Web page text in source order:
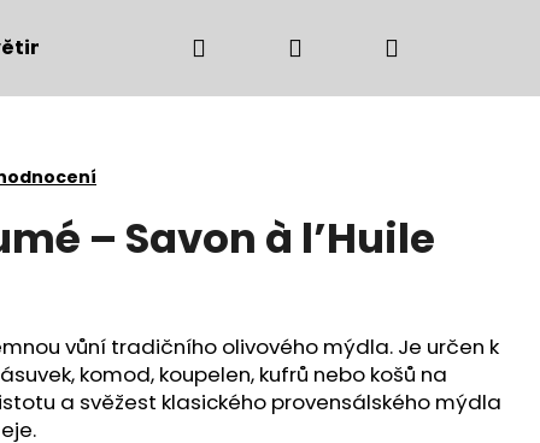
Bytové doplňky Podzimní
Přihlášení
– Savon à l’Huile
vůní tradičního olivového mýdla. Je určen k
komod, koupelen, kufrů nebo košů na
a svěžest klasického provensálského mýdla